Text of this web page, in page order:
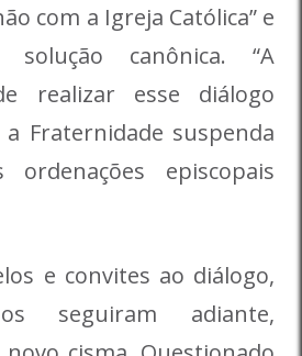
com a Igreja Católica” e
solução canônica. “A
realizar esse diálogo
Fraternidade suspenda
episcopais
e convites ao diálogo,
seguiram adiante,